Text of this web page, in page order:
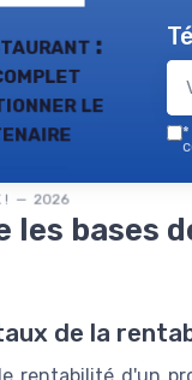
:
le
! — 2026
*
les bases
de la